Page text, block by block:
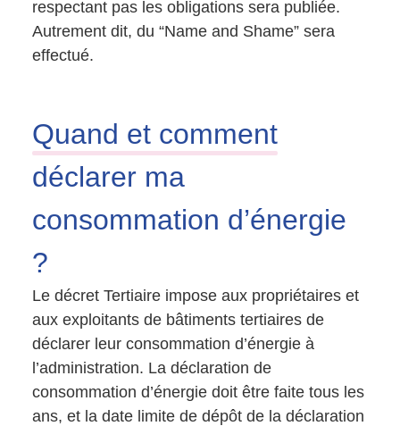
respectant pas les obligations sera publiée.
Autrement dit, du “Name and Shame” sera
effectué.
Quand et comment
déclarer ma
consommation d’énergie
?
Le décret Tertiaire impose aux propriétaires et
aux exploitants de bâtiments tertiaires de
déclarer leur consommation d’énergie à
l’administration. La déclaration de
consommation d’énergie doit être faite tous les
ans, et la date limite de dépôt de la déclaration